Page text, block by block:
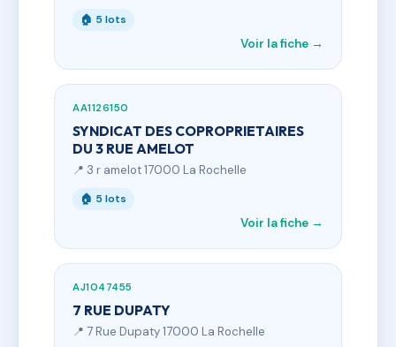
🏠 5 lots
Voir la fiche →
AA1126150
SYNDICAT DES COPROPRIETAIRES
DU 3 RUE AMELOT
📍 3 r amelot 17000 La Rochelle
🏠 5 lots
Voir la fiche →
AJ1047455
7 RUE DUPATY
📍 7 Rue Dupaty 17000 La Rochelle